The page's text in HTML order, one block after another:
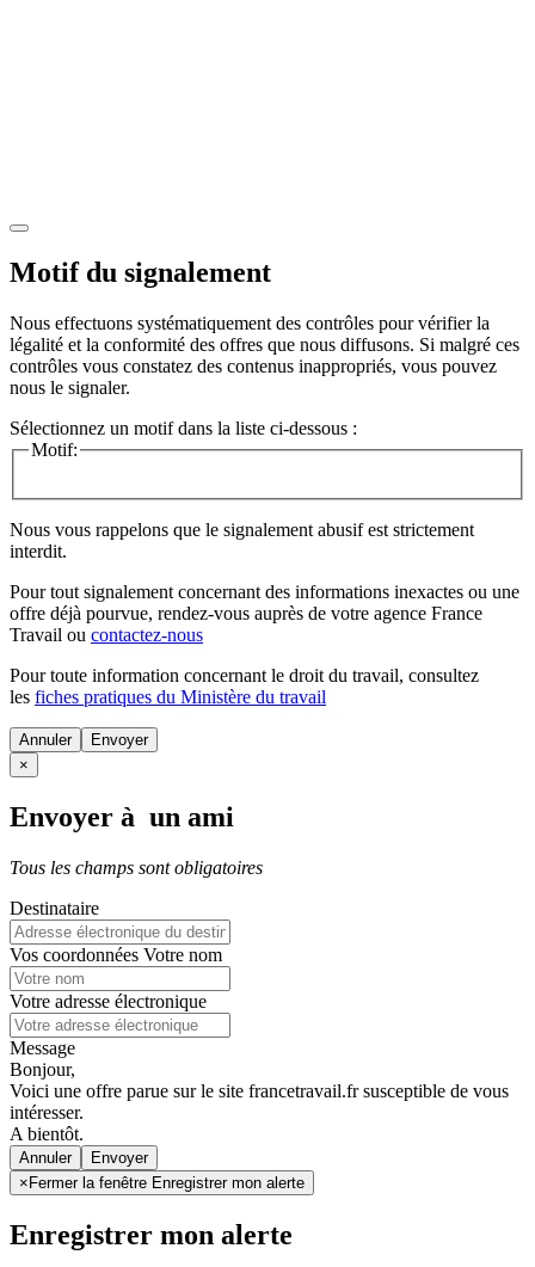
Motif du signalement
Nous effectuons systématiquement des contrôles pour vérifier la
légalité et la conformité des offres que nous diffusons. Si malgré ces
contrôles vous constatez des contenus inappropriés, vous pouvez
nous le signaler.
Sélectionnez un motif dans la liste ci-dessous :
Motif:
Nous vous rappelons que le signalement abusif est strictement
interdit.
Pour tout signalement concernant des informations inexactes ou une
offre déjà pourvue, rendez-vous auprès de votre agence France
Travail ou contactez-nous
Pour toute information concernant le droit du travail, consultez
les fiches pratiques du Ministère du travail
Annuler
×
Envoyer à un ami
Tous les champs sont obligatoires
Destinataire
Vos coordonnées Votre nom
Votre adresse électronique
Message
Bonjour,
Voici une offre parue sur le site francetravail.fr susceptible de vous
intéresser.
A bientôt.
Annuler
× Fermer la fenêtre Enregistrer mon alerte
Enregistrer mon alerte